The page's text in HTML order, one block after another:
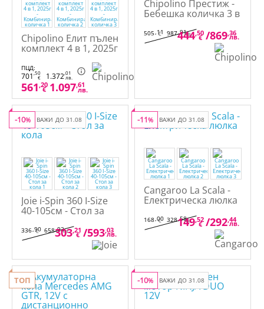
Chipolino Елит пълен
комплект 4 в 1, 2025г
количка
ПЦД:
701,50
€ 1.372,01
лв.
561,20
€ 1.097,61
лв.
Chipolino Престиж -
Бебешка количка 3 в
505,11
€ 987,91лв.
444,50
€ /869,36
лв.
ВАЖИ ДО 31.08
-10%
Joie i-Spin 360 I-Size
40-105см - Стол за
336,90
€ 658,92лв.
303,21
€ /593,03
лв.
ВАЖИ ДО 31.08
-11%
Cangaroo La Scala -
Електрическа люлка
168,00
€ 328,58лв.
149,52
€ /292,44
лв.
ТОП ВАЖИ ДО 31.08
-10%